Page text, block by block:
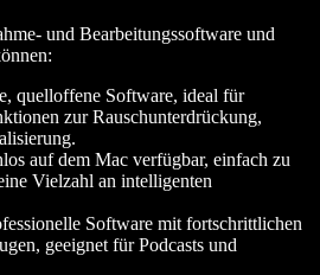
und Bearbeitungssoftware und
quelloffene Software, ideal für
zur Rauschunterdrückung,
auf dem Mac verfügbar, einfach zu
Vielzahl an intelligenten
Software mit fortschrittlichen
geeignet für Podcasts und